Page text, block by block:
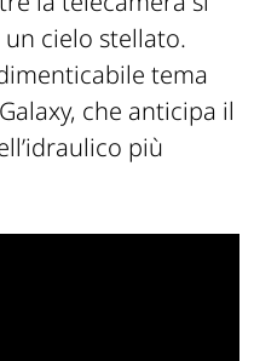
cielo stellato.
tema
che anticipa il
più